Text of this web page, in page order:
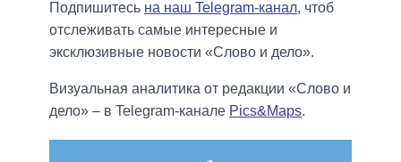
Подпишитесь на наш Telegram-канал, чтоб
отслеживать самые интересные и
эксклюзивные новости «Слово и дело».
Визуальная аналитика от редакции «Слово и
дело» – в Telegram-канале Pics&Maps.